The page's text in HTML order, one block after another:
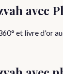
avec
et livre d'or